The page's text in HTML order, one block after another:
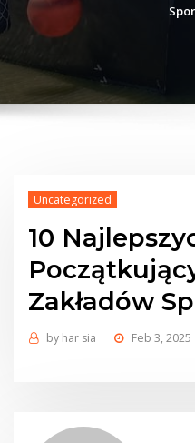
Uncategorized
10
Zakładów
by har sia Feb 3, 2025